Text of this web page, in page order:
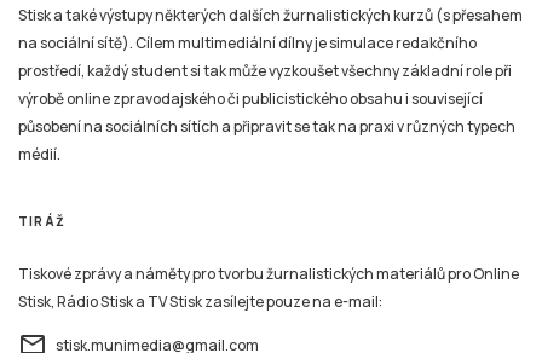
Stisk a také výstupy některých dalších žurnalistických kurzů (s přesahem
na sociální sítě). Cílem multimediální dílny je simulace redakčního
prostředí, každý student si tak může vyzkoušet všechny základní role při
výrobě online zpravodajského či publicistického obsahu i související
působení na sociálních sítích a připravit se tak na praxi v různých typech
médií.
TIRÁŽ
Tiskové zprávy a náměty pro tvorbu žurnalistických materiálů pro Online
Stisk, Rádio Stisk a TV Stisk zasílejte pouze na e-mail:
email stisk.munimedia@gmail.com